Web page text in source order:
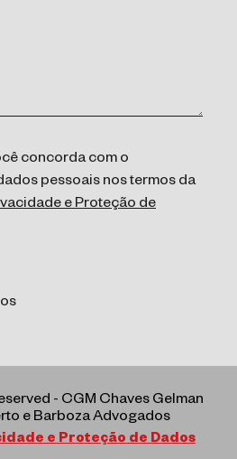
concorda com o
pessoais nos termos da
e Proteção de
- CGM Chaves Gelman
e Barboza Advogados
e Proteção de Dados